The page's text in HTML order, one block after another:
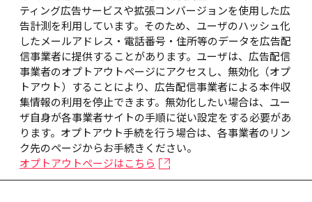
ティング広告サービスや拡張コンバージョンを使用した広
告計測を利用しています。そのため、ユーザのハッシュ化
したメールアドレス・電話番号・住所等のデータを広告配
信事業者に提供することがあります。ユーザは、広告配信
事業者のオプトアウトページにアクセスし、無効化（オプ
トアウト）することにより、広告配信事業者による本件収
集情報の利用を停止できます。無効化したい場合は、ユー
ザ自身が各事業者サイトの手順に従い設定をする必要があ
ります。オプトアウト手続を行う場合は、各事業者のリン
ク先のページからお手続きください。
オプトアウトページはこちら